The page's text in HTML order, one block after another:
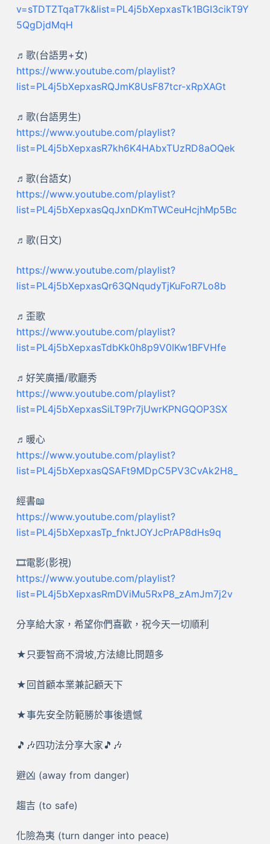
v=sTDTZTqaT7k&list=PL4j5bXepxasTk1BGI3cikT9Y
5QgDjdMqH
♬歌(台語男+女)
https://www.youtube.com/playlist?
list=PL4j5bXepxasRQJmK8UsF87tcr-xRpXAGt
♬歌(台語男生)
https://www.youtube.com/playlist?
list=PL4j5bXepxasR7kh6K4HAbxTUzRD8aOQek
♬歌(台語女)
https://www.youtube.com/playlist?
list=PL4j5bXepxasQqJxnDKmTWCeuHcjhMp5Bc
♬歌(日文)
https://www.youtube.com/playlist?
list=PL4j5bXepxasQr63QNqudyTjKuFoR7Lo8b
♬歪歌
https://www.youtube.com/playlist?
list=PL4j5bXepxasTdbKk0h8p9V0IKw1BFVHfe
♬好笑廣播/歌廳秀
https://www.youtube.com/playlist?
list=PL4j5bXepxasSiLT9Pr7jUwrKPNGQOP3SX
♬暖心
https://www.youtube.com/playlist?
list=PL4j5bXepxasQSAFt9MDpC5PV3CvAk2H8_
經書📖
https://www.youtube.com/playlist?
list=PL4j5bXepxasTp_fnktJOYJcPrAP8dHs9q
🎞️電影(影視)
https://www.youtube.com/playlist?
list=PL4j5bXepxasRmDViMu5RxP8_zAmJm7j2v
分享給大家，希望你們喜歡，祝今天一切順利
★只要智商不滑坡,方法總比問題多
★回首顧本業兼記顧天下
★事先安全防範勝於事後遺憾
🎵🎶四功法分享大家🎵🎶
避凶 (away from danger)
趨吉 (to safe)
化險為夷 (turn danger into peace)